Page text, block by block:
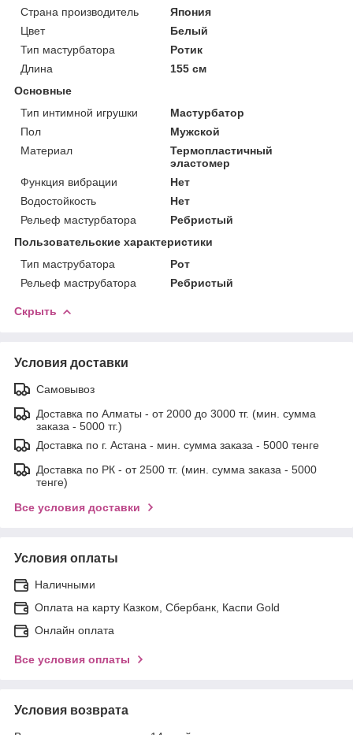
Страна производитель
Япония
Цвет
Белый
Тип мастурбатора
Ротик
Длина
155 см
Основные
Тип интимной игрушки
Мастурбатор
Пол
Мужской
Материал
Термопластичный
эластомер
Функция вибрации
Нет
Водостойкость
Нет
Рельеф мастурбатора
Ребристый
Пользовательские характеристики
Тип маструбатора
Рот
Рельеф маструбатора
Ребристый
Скрыть
Условия доставки
Самовывоз
Доставка по Алматы - от 2000 до 3000 тг. (мин. сумма
заказа - 5000 тг.)
Доставка по г. Астана - мин. сумма заказа - 5000 тенге
Доставка по РК - от 2500 тг. (мин. сумма заказа - 5000
тенге)
Все условия доставки
Условия оплаты
Наличными
Оплата на карту Казком, Сбербанк, Каспи Gold
Онлайн оплата
Все условия оплаты
Условия возврата